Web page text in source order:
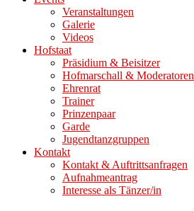
Veranstaltungen
Galerie
Videos
Hofstaat
Präsidium & Beisitzer
Hofmarschall & Moderatoren
Ehrenrat
Trainer
Prinzenpaar
Garde
Jugendtanzgruppen
Kontakt
Kontakt & Auftrittsanfragen
Aufnahmeantrag
Interesse als Tänzer/in